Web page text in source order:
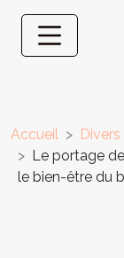
Accueil
Divers
Le portage
le bien-être du